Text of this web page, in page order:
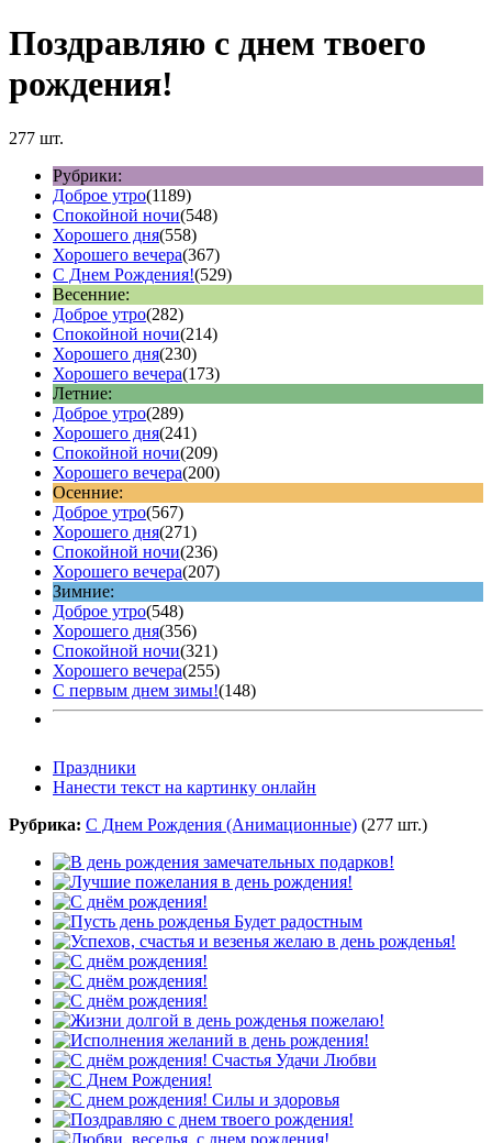
Поздравляю с днем твоего
рождения!
277 шт.
Рубрики:
Доброе утро(1189)
Спокойной ночи(548)
Хорошего дня(558)
Хорошего вечера(367)
С Днем Рождения!(529)
Весенние:
Доброе утро(282)
Спокойной ночи(214)
Хорошего дня(230)
Хорошего вечера(173)
Летние:
Доброе утро(289)
Хорошего дня(241)
Спокойной ночи(209)
Хорошего вечера(200)
Осенние:
Доброе утро(567)
Хорошего дня(271)
Спокойной ночи(236)
Хорошего вечера(207)
Зимние:
Доброе утро(548)
Хорошего дня(356)
Спокойной ночи(321)
Хорошего вечера(255)
С первым днем зимы!(148)
Праздники
Нанести текст на картинку онлайн
Рубрика: С Днем Рождения (Анимационные) (277 шт.)